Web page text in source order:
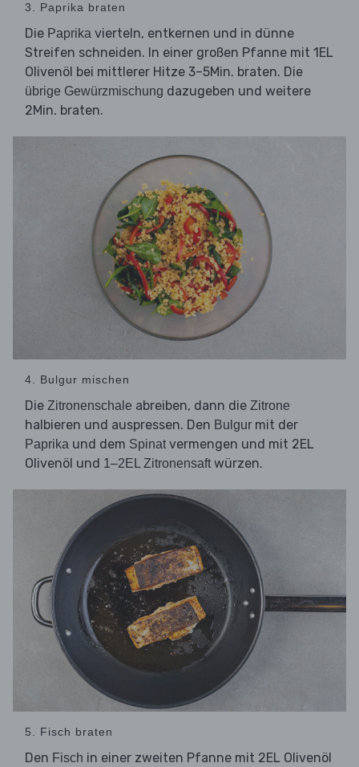
3. Paprika braten
Die Paprika vierteln, entkernen und in dünne
Streifen schneiden. In einer großen Pfanne mit 1EL
Olivenöl bei mittlerer Hitze 3–5Min. braten. Die
übrige Gewürzmischung dazugeben und weitere
2Min. braten.
4. Bulgur mischen
Die Zitronenschale abreiben, dann die Zitrone
halbieren und auspressen. Den Bulgur mit der
Paprika und dem Spinat vermengen und mit 2EL
Olivenöl und 1–2EL Zitronensaft würzen.
5. Fisch braten
Den Fisch in einer zweiten Pfanne mit 2EL Olivenöl